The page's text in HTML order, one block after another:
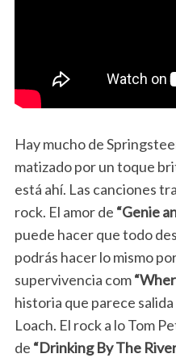
Hay mucho de
matizado por un toque
está ahí. Las canciones
rock. El amor de “Genie
puede hacer que todo
podrás hacer lo mismo
supervivencia com
historia que parece
Loach. El rock a lo Tom
de “Drinking By The